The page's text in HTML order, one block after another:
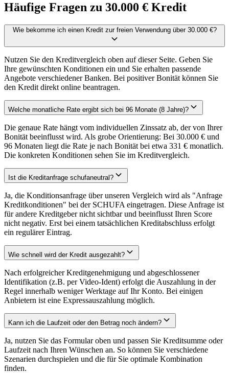
Häufige Fragen zu 30.000 € Kredit
Wie bekomme ich einen Kredit zur freien Verwendung über 30.000 €?
Nutzen Sie den Kreditvergleich oben auf dieser Seite. Geben Sie
Ihre gewünschten Konditionen ein und Sie erhalten passende
Angebote verschiedener Banken. Bei positiver Bonität können Sie
den Kredit direkt online beantragen.
Welche monatliche Rate ergibt sich bei 96 Monate (8 Jahre)?
Die genaue Rate hängt vom individuellen Zinssatz ab, der von Ihrer
Bonität beeinflusst wird. Als grobe Orientierung: Bei 30.000 € und
96 Monaten liegt die Rate je nach Bonität bei etwa 331 € monatlich.
Die konkreten Konditionen sehen Sie im Kreditvergleich.
Ist die Kreditanfrage schufaneutral?
Ja, die Konditionsanfrage über unseren Vergleich wird als "Anfrage
Kreditkonditionen" bei der SCHUFA eingetragen. Diese Anfrage ist
für andere Kreditgeber nicht sichtbar und beeinflusst Ihren Score
nicht negativ. Erst bei einem tatsächlichen Kreditabschluss erfolgt
ein regulärer Eintrag.
Wie schnell wird der Kredit ausgezahlt?
Nach erfolgreicher Kreditgenehmigung und abgeschlossener
Identifikation (z.B. per Video-Ident) erfolgt die Auszahlung in der
Regel innerhalb weniger Werktage auf Ihr Konto. Bei einigen
Anbietern ist eine Expressauszahlung möglich.
Kann ich die Laufzeit oder den Betrag noch ändern?
Ja, nutzen Sie das Formular oben und passen Sie Kreditsumme oder
Laufzeit nach Ihren Wünschen an. So können Sie verschiedene
Szenarien durchspielen und die für Sie optimale Kombination
finden.